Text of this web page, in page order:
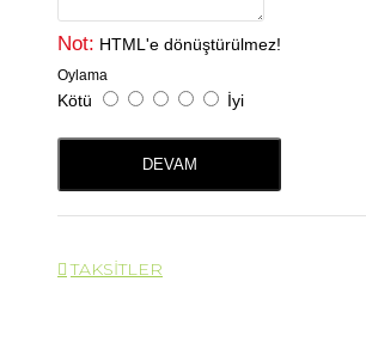
Not: HTML'e dönüştürülmez!
Oylama
Kötü İyi
DEVAM
TAKSITLER